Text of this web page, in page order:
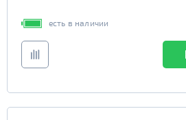
есть в наличии